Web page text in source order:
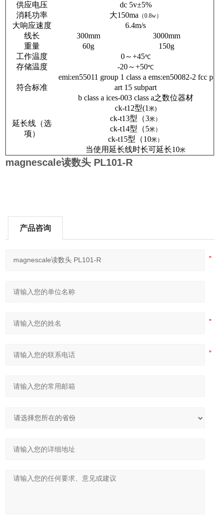
供应电压 dc 5v±5%
消耗功率
大150ma（0.8w）
大响应速度
6.4m/s
线长
300mm
3000mm
重量
60g
150g
工作温度
0～+45℃
存储温度 -20～+50℃
符合标准
emi:en55011 group 1 class a ems:en50082-2 fcc p
art 15 subpart
b class a ices-003 class a之数位器材
延长线（选
项）
ck-t12型(1 米)
ck-t13型（3米）
ck-t14型（5米）
ck-t15型（10米）
当使用延长线时长可延长10米
magnescale读数头 PL101-R
产品咨询